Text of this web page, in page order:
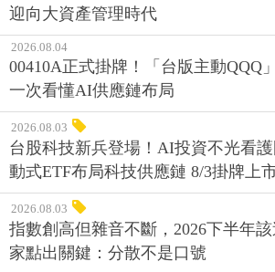
迎向大資產管理時代
2026.08.04
00410A正式掛牌！「台版主動QQQ
一次看懂AI供應鏈布局
2026.08.03
台股科技新兵登場！AI投資不光看
動式ETF布局科技供應鏈 8/3掛牌上
2026.08.03
指數創高但雜音不斷，2026下半年
家點出關鍵：分散不是口號